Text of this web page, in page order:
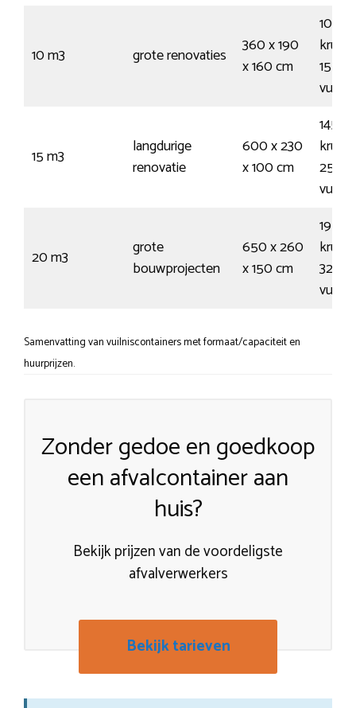
10 m3 grote renovaties
360 x 190
x 160 cm
100
155
15 m3
langdurige
renovatie
600 x 230
x 100 cm
145
250
20 m3
grote
bouwprojecten
650 x 260
x 150 cm
195
325
Samenvatting van vuilniscontainers met formaat/capaciteit en
huurprijzen.
Zonder gedoe en goedkoop
een afvalcontainer aan
huis?
Bekijk prijzen van de voordeligste
afvalverwerkers
Bekijk tarieven